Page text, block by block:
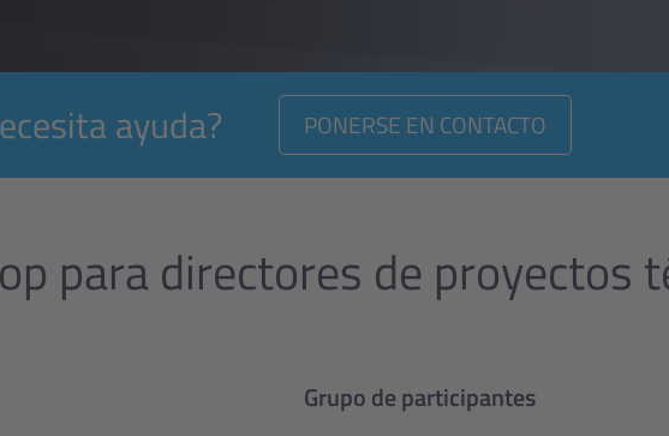
ayuda? PONERSE EN CONTACTO
para directores de proyectos
Grupo de participantes